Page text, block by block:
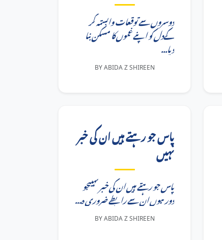
دوسروں سے توقعات وابستہ کر
کےدل کو اپنے غموں کا مسکن بنا
دیا...
BY ABIDA Z SHIREEN
پاس جو رہتے ہیں ان کی خبر
نہیں
پاس جو رہتے ہیں ان کی خبر نہیںجو
دور ہوں ان سے رابطے ضروری ہ...
BY ABIDA Z SHIREEN